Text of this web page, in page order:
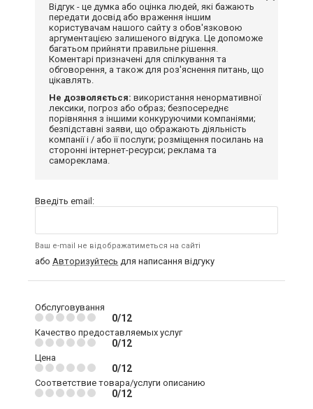
Відгук - це думка або оцінка людей, які бажають
передати досвід або враження іншим
користувачам нашого сайту з обов'язковою
аргументацією залишеного відгука. Це допоможе
багатьом прийняти правильне рішення.
Коментарі призначені для спілкування та
обговорення, а також для роз'яснення питань, що
цікавлять.
Не дозволяється: використання ненормативної
лексики, погроз або образ; безпосереднє
порівняння з іншими конкуруючими компаніями;
безпідставні заяви, що ображають діяльність
компанії і / або її послуги; розміщення посилань на
сторонні інтернет-ресурси; реклама та
самореклама.
Введіть email:
Ваш e-mail не відображатиметься на сайті
або Авторизуйтесь для написання відгуку
Обслуговування
0/12
Качество предоставляемых услуг
0/12
Цена
0/12
Соответствие товара/услуги описанию
0/12